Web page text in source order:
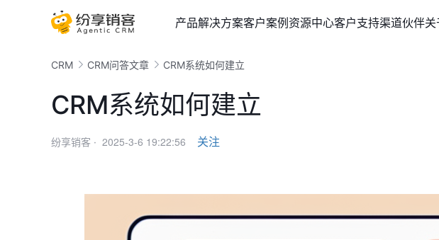
产品解决方案客户案例资源中心客户支持渠道伙伴
CRM CRM问答文章 CRM系统如何建立
CRM系统如何建立
纷享销客 · 2025-3-6 19:22:56 关注